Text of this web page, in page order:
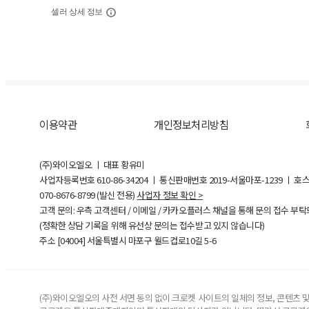
셀러 상세 정보
이용약관 개인정보처리방침
(주)와이오엘오 ㅣ 대표 황유미
사업자등록번호610-86-34204ㅣ 통신판매번호 2019-서울마포-1239 ㅣ 호
070-8676-8799 (발신 전용) 사업자 정보 확인 >
고객 문의: 우측 고객센터 / 이메일 / 카카오플러스 채널을 통해 문의 접수 부
(정확한 상담 기록을 위해 유선상 문의는 접수받고 있지 않습니다)
주소 [04004] 서울특별시 마포구 월드컵로10길5-6
(주)와이오엘오의 사전 서면 동의 없이 크로켓 사이트의 일체의 정보, 콘텐츠